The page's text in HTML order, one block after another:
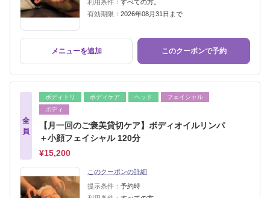
利用条件： すべての方。
有効期限： 2026年08月31日まで
メニューを追加 このクーポンで予約
全
員
ボディトリ ボディケア ヘッド
フェイシャル
ボディ
【月一回のご褒美貸切ケア】ボディオイルリンパ
＋小顔フェイシャル 120分
¥15,200
このクーポンの詳細
提示条件： 予約時